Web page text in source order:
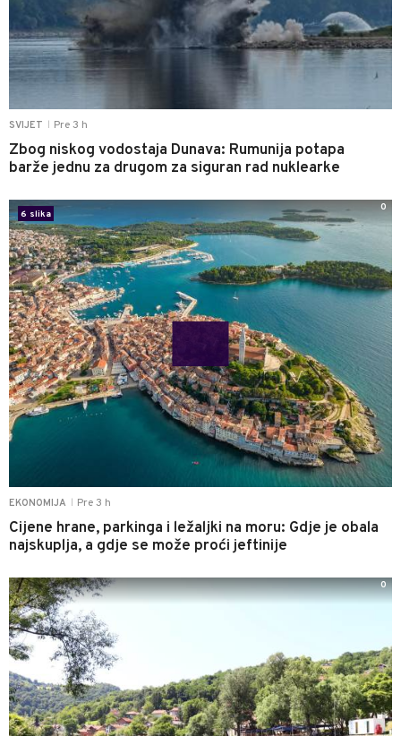
SVIJET Pre 3 h
Zbog niskog vodostaja Dunava: Rumunija potapa
barže jednu za drugom za siguran rad nuklearke
EKONOMIJA Pre 3 h
Cijene hrane, parkinga i ležaljki na moru: Gdje je obala
najskuplja, a gdje se može proći jeftinije
6 slika
0
0